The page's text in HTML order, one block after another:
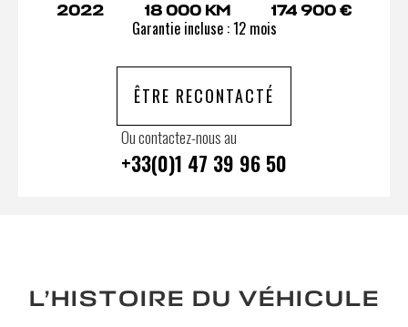
2022 18 000 KM 174 900 €
Garantie incluse : 12 mois
ÊTRE RECONTACTÉ
Ou contactez-nous au
+33(0)1 47 39 96 50
L’HISTOIRE DU VÉHICULE